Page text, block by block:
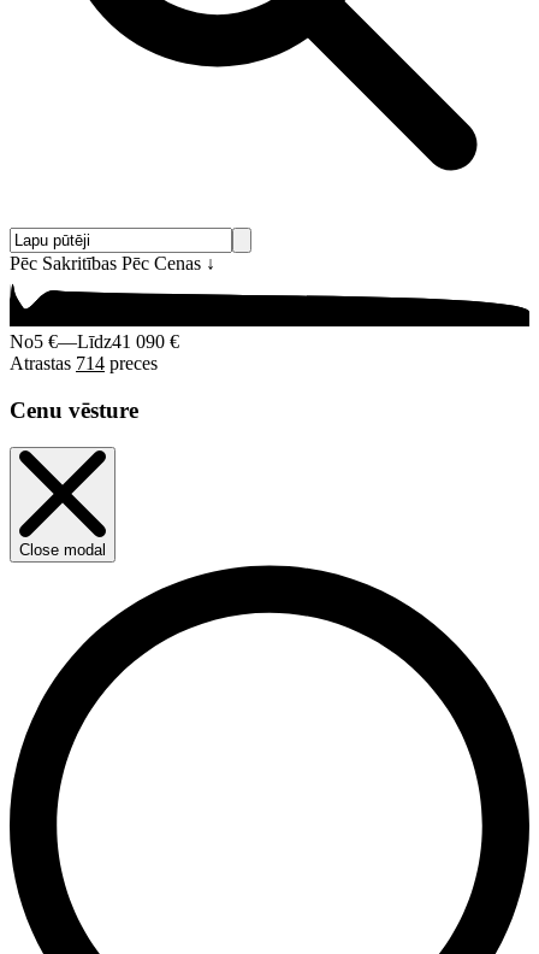
Pēc Sakritības Pēc Cenas ↓
No5 €—Līdz41 090 €
Atrastas 714 preces
Cenu vēsture
Close modal